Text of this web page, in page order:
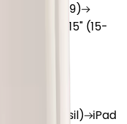
inch, 2019)
Air 15" (15-
(9. Nesil) iPad